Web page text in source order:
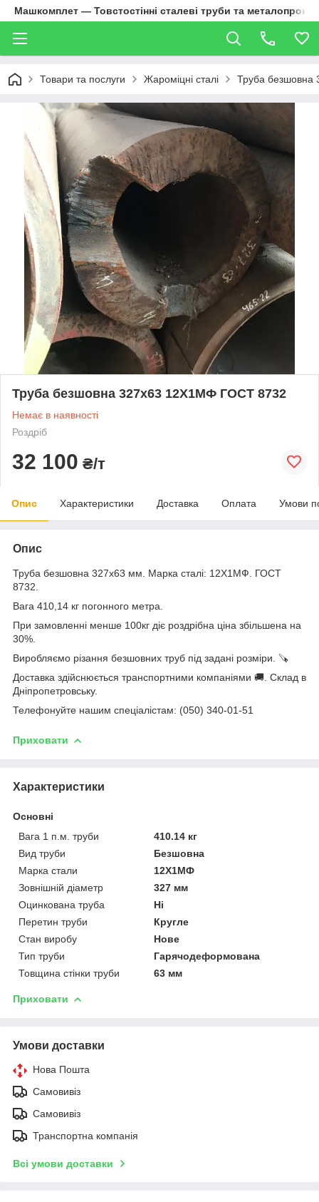
Машкомплет — Товстостінні сталеві труби та металопрокат
Товари та послуги Жароміцні сталі Труба
Труба безшовна 327х63 12Х1МФ ГОСТ 8732
Немає в наявності
Роздріб
32 100 ₴/т
Опис Характеристики Доставка Оплата Умови
Опис
Труба безшовна 327x63 мм. Марка сталі: 12Х1МФ. ГОСТ
8732.
Вага 410,14 кг погонного метра.
При замовленні менше 100кг діє роздрібна ціна збільшена на
30%.
Виробляємо різання безшовних труб під задані розміри. 🪚
Доставка здійснюється транспортними компаніями 🚚. Склад в
Дніпропетровську.
Телефонуйте нашим спеціалістам: (050) 340-01-51
Приховати
Характеристики
Основні
Вага 1 п.м. труби
410.14 кг
Вид труби
Безшовна
Марка стали
12Х1МФ
Зовнішній діаметр
327 мм
Оцинкована труба
Ні
Перетин труби
Кругле
Стан виробу
Нове
Тип труби
Гарячодеформована
Товщина стінки труби
63 мм
Приховати
Умови доставки
Нова Пошта
Самовивіз
Самовивіз
Транспортна компанія
Всі умови доставки